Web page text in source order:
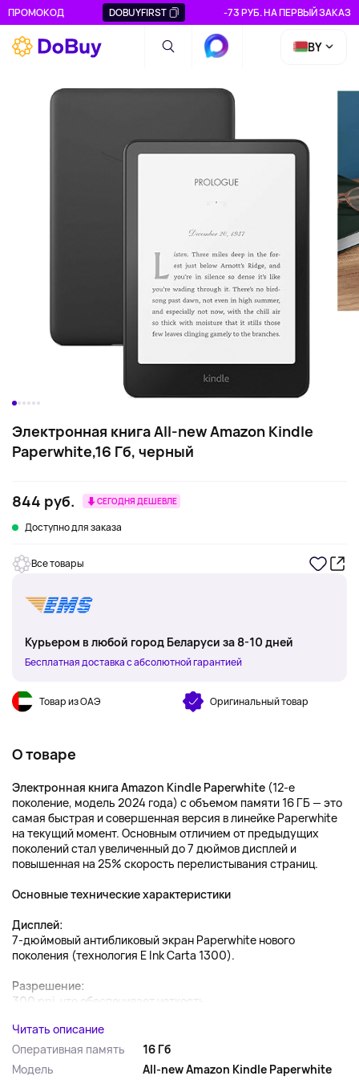
ПРОМОКОД DOBUYFIRST -73 РУБ. НА ПЕРВЫЙ ЗАКАЗ
BY
Электронная книга All-new Amazon Kindle
Paperwhite,16 Гб, черный
844 руб. СЕГОДНЯ ДЕШЕВЛЕ
Доступно для заказа
Все товары
Курьером в любой город Беларуси за 8-10 дней
Бесплатная доставка с абсолютной гарантией
Товар из ОАЭ Оригинальный товар
О товаре
Электронная книга Amazon Kindle Paperwhite (12-е
поколение, модель 2024 года) с объемом памяти 16 ГБ — это
самая быстрая и совершенная версия в линейке Paperwhite
на текущий момент. Основным отличием от предыдущих
поколений стал увеличенный до 7 дюймов дисплей и
повышенная на 25% скорость перелистывания страниц.
Основные технические характеристики
Дисплей:
7-дюймовый антибликовый экран Paperwhite нового
поколения (технология E Ink Carta 1300).
Разрешение:
300 ppi, что обеспечивает четкость...
Читать описание
Оперативная память
16 Гб
Модель
All-new Amazon Kindle Paperwhite